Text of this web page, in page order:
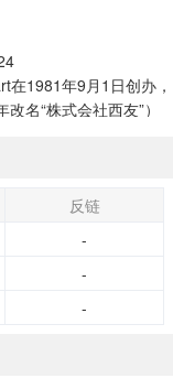
在1981年9月1日创办，
名“株式会社西友”）
反链
-
-
-